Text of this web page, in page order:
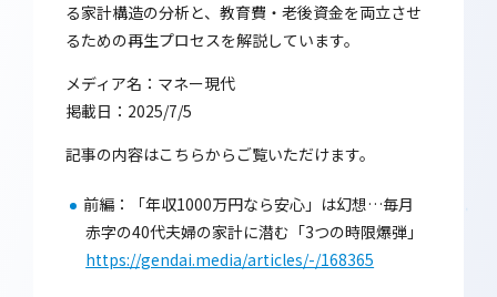
る家計構造の分析と、教育費・老後資金を両立させ
るための再生プロセスを解説しています。
メディア名：マネー現代
掲載日：2025/7/5
記事の内容はこちらからご覧いただけます。
前編：「年収1000万円なら安心」は幻想…毎月
赤字の40代夫婦の家計に潜む「3つの時限爆弾」
https://gendai.media/articles/-/168365